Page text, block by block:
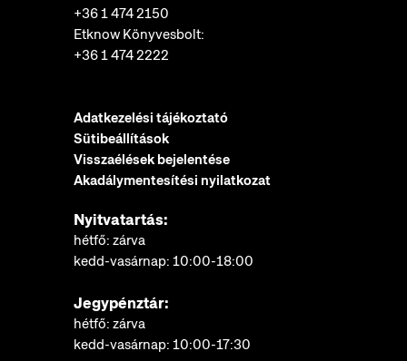
+36 1 474 2150
Etknow Könyvesbolt:
+36 1 474 2222
Adatkezelési tájékoztató
Sütibeállítások
Visszaélések bejelentése
Akadálymentesítési nyilatkozat
Nyitvatartás:
hétfő: zárva
kedd-vasárnap: 10:00-18:00
Jegypénztár:
hétfő: zárva
kedd-vasárnap: 10:00-17:30